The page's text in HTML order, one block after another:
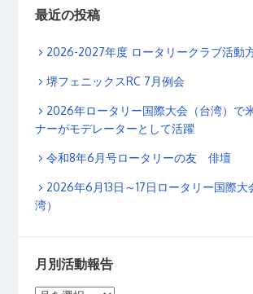
最近の投稿
2026-2027年度 ロータリークラブ活動
堺フェニックスRC 7月例会
2026年ロータリー国際大会（台湾）で
ナーがモデレーターとして活躍
令和8年6月号ロータリーの友 俳壇
2026年6月13日～17日ロータリー国際大
湾）
月別活動報告